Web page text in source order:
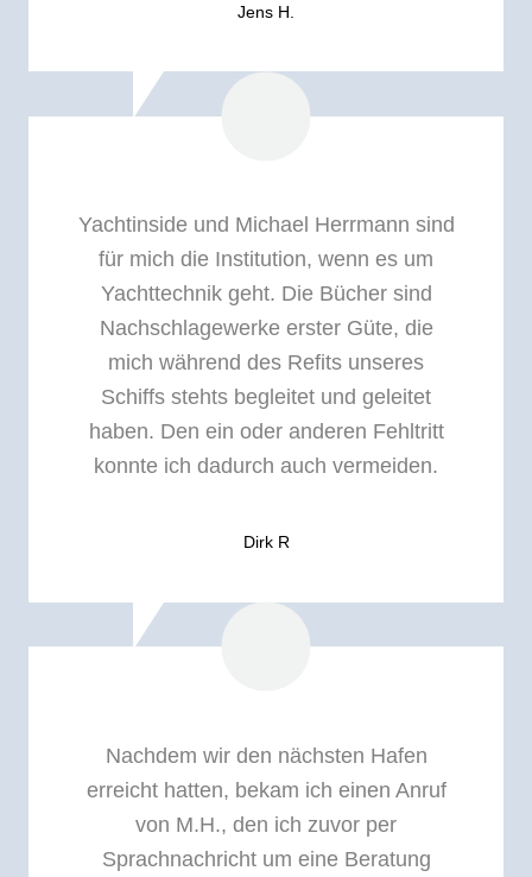
Jens H.
Yachtinside und Michael Herrmann sind
für mich die Institution, wenn es um
Yachttechnik geht. Die Bücher sind
Nachschlagewerke erster Güte, die
mich während des Refits unseres
Schiffs stehts begleitet und geleitet
haben. Den ein oder anderen Fehltritt
konnte ich dadurch auch vermeiden.
Dirk R
Nachdem wir den nächsten Hafen
erreicht hatten, bekam ich einen Anruf
von M.H., den ich zuvor per
Sprachnachricht um eine Beratung